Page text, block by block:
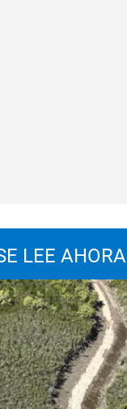
LEE AHORA